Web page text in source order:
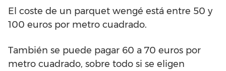
El coste de un parquet wengé está entre 50 y
100 euros por metro cuadrado.
También se puede pagar 60 a 70 euros por
metro cuadrado, sobre todo si se eligen